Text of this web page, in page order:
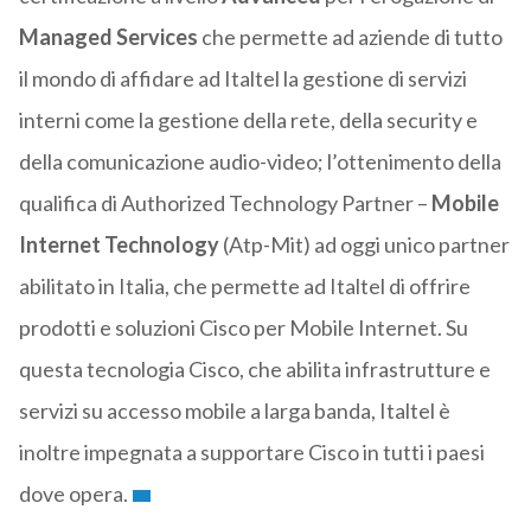
Managed Services che permette ad aziende di tutto
il mondo di affidare ad Italtel la gestione di servizi
interni come la gestione della rete, della security e
della comunicazione audio-video; l’ottenimento della
qualifica di Authorized Technology Partner – Mobile
Internet Technology(Atp-Mit) ad oggi unico partner
abilitato in Italia, che permette ad Italtel di offrire
prodotti e soluzioni Cisco per Mobile Internet. Su
questa tecnologia Cisco, che abilita infrastrutture e
servizi su accesso mobile a larga banda, Italtel è
inoltre impegnata a supportare Cisco in tutti i paesi
dove opera.